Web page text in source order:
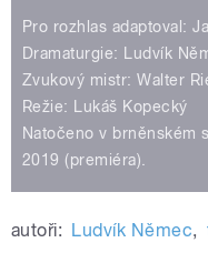
Pro rozhlas adaptoval:
Dramaturgie: Ludvík
Zvukový mistr: Walter
Režie: Lukáš Kopecký
Natočeno v brněnském
2019 (premiéra).
autoři: Ludvík Němec,